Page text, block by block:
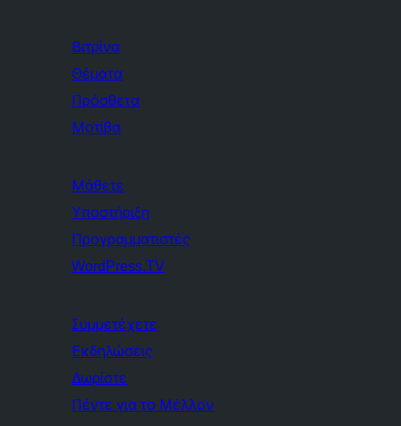
Βιτρίνα
Θέματα
Πρόσθετα
Μοτίβα
Μάθετε
Υποστήριξη
Προγραμματιστές
WordPress.TV
Συμμετέχετε
Εκδηλώσεις
Δωρίστε
Πέντε για το Μέλλον